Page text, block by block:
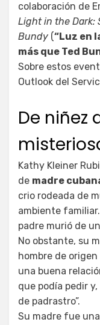
colaboración de
Light in the Dark:
Bundy (“Luz en
más que Ted
Sobre estos
Outlook del
De niñez
Kathy Kleiner
de madre
crio rodeada de
ambiente
padre murió de
No obstante, su
hombre de
una buena
que podía pedir
de padrastro”.
Su madre fue